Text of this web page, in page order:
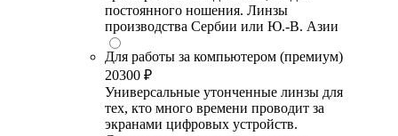
постоянного ношения. Линзы
производства Сербии или Ю.-В. Азии
Для работы за компьютером (премиум)
20300 ₽
Универсальные утонченные линзы для
тех, кто много времени проводит за
экранами цифровых устройств.